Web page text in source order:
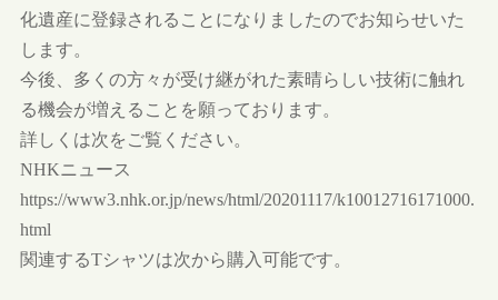
化遺産に登録されることになりましたのでお知らせいた
します。
今後、多くの方々が受け継がれた素晴らしい技術に触れ
る機会が増えることを願っております。
詳しくは次をご覧ください。
NHKニュース
https://www3.nhk.or.jp/news/html/20201117/k10012716171000.
html
関連するTシャツは次から購入可能です。